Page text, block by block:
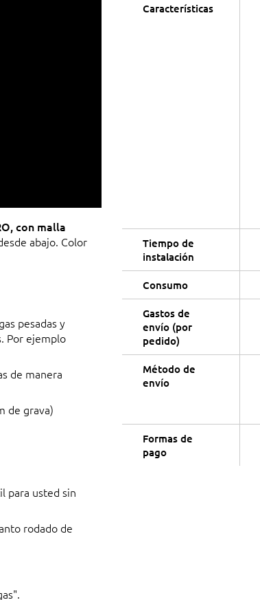
con malla
abajo. Color
pesadas y
Por ejemplo
de manera
de grava)
para usted sin
rodado de
Características
Tiempo de
instalación
Consumo
Gastos de
envío (por
pedido)
Método de
envío
Formas de
pago